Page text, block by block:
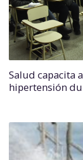
Salud capacita
hipertensión